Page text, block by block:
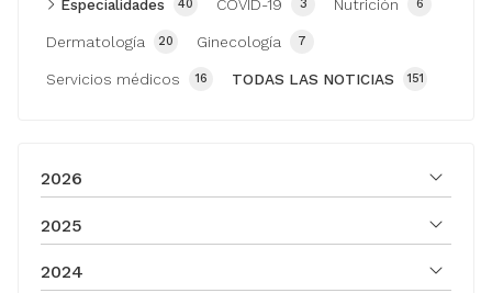
TODAS LAS NOTICIAS 151
Especialidades 40 COVID-19 3 Nutrición 6
Dermatología 20 Ginecología 7
Servicios médicos 16
2026
2025
2024